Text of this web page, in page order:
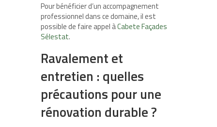
Pour bénéficier d’un accompagnement
professionnel dans ce domaine, il est
possible de faire appel àCabete Façades
Sélestat.
Ravalement et
entretien : quelles
précautions pour une
rénovation durable ?